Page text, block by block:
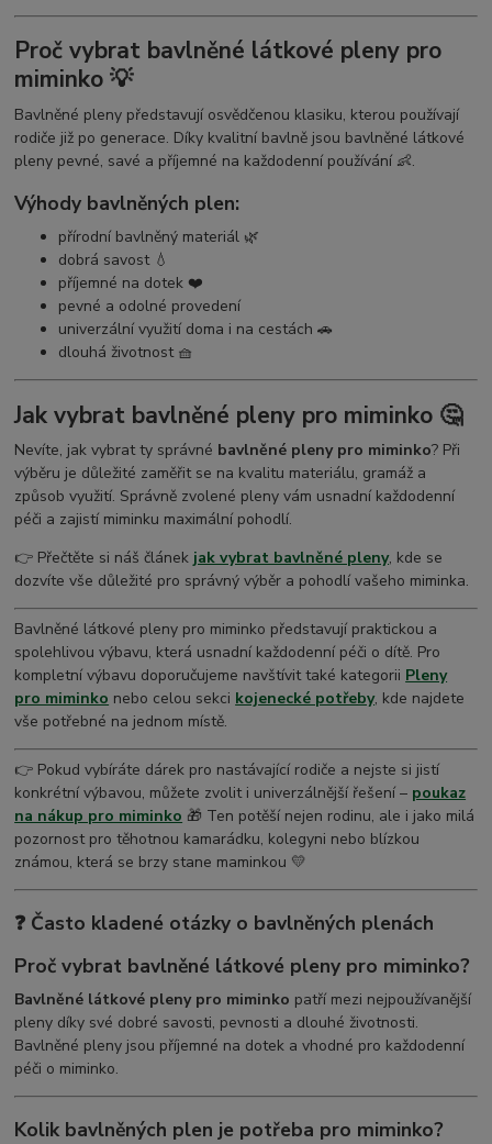
Proč vybrat bavlněné látkové pleny pro
miminko 💡
Bavlněné pleny představují osvědčenou klasiku, kterou používají
rodiče již po generace. Díky kvalitní bavlně jsou bavlněné látkové
pleny pevné, savé a příjemné na každodenní používání 👶.
Výhody bavlněných plen:
přírodní bavlněný materiál 🌿
dobrá savost 💧
příjemné na dotek ❤️
pevné a odolné provedení
univerzální využití doma i na cestách 🚗
dlouhá životnost 🧺
Jak vybrat bavlněné pleny pro miminko 🤔
Nevíte, jak vybrat ty správné bavlněné pleny pro miminko? Při
výběru je důležité zaměřit se na kvalitu materiálu, gramáž a
způsob využití. Správně zvolené pleny vám usnadní každodenní
péči a zajistí miminku maximální pohodlí.
👉 Přečtěte si náš článek jak vybrat bavlněné pleny, kde se
dozvíte vše důležité pro správný výběr a pohodlí vašeho miminka.
Bavlněné látkové pleny pro miminko představují praktickou a
spolehlivou výbavu, která usnadní každodenní péči o dítě. Pro
kompletní výbavu doporučujeme navštívit také kategorii Pleny
pro miminko nebo celou sekci kojenecké potřeby, kde najdete
vše potřebné na jednom místě.
👉 Pokud vybíráte dárek pro nastávající rodiče a nejste si jistí
konkrétní výbavou, můžete zvolit i univerzálnější řešení – poukaz
na nákup pro miminko 🎁 Ten potěší nejen rodinu, ale i jako milá
pozornost pro těhotnou kamarádku, kolegyni nebo blízkou
známou, která se brzy stane maminkou 💛
❓ Často kladené otázky o bavlněných plenách
Proč vybrat bavlněné látkové pleny pro miminko?
Bavlněné látkové pleny pro miminko patří mezi nejpoužívanější
pleny díky své dobré savosti, pevnosti a dlouhé životnosti.
Bavlněné pleny jsou příjemné na dotek a vhodné pro každodenní
péči o miminko.
Kolik bavlněných plen je potřeba pro miminko?